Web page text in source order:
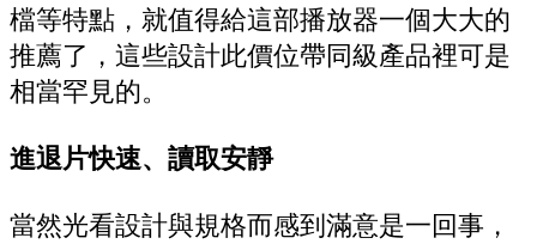
檔等特點，就值得給這部播放器一個大大的
推薦了，這些設計此價位帶同級產品裡可是
相當罕見的。
進退片快速、讀取安靜
當然光看設計與規格而感到滿意是一回事，